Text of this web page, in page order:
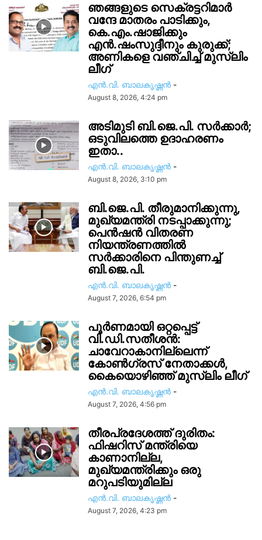
ഞങ്ങളുടെ സെക്രട്ടറിമാർ
വന്ദേ മാതരം പാടിക്കും,
കെ.എം.ഷാജിക്കും
എൻ.ഷംസുദ്ദീനും കുരുക്ക്;
അണികളെ വഞ്ചിച്ച് മുസ്ലിം
ലീഗ്
എൻ.വി. ബാലകൃഷ്ണൻ -
August 8, 2026, 4:24 pm
അടിമുടി ബി.ജെ.പി. സർക്കാർ;
ഒടുവിലത്തെ ഉദാഹരണം
ഇതാ..
എൻ.വി. ബാലകൃഷ്ണൻ -
August 8, 2026, 3:10 pm
ബി.ജെ.പി. തീരുമാനിക്കുന്നു,
മുഖ്യമന്ത്രി നടപ്പാക്കുന്നു;
പെൻഷൻ വിതരണ
നിയന്ത്രണത്തിൽ
സ‍ർക്കാരിനെ പിന്തുണച്ച്
ബി.ജെ.പി.
എൻ.വി. ബാലകൃഷ്ണൻ -
August 7, 2026, 6:54 pm
പൂർണമായി ഒറ്റപ്പെട്ട്
വി.ഡി.സതീശൻ:
ചാവേറാകാനില്ലെന്ന്
കോൺഗ്രസ് നേതാക്കൾ,
കൈയൊഴിഞ്ഞ് മുസ്ലിം ലീഗ്
എൻ.വി. ബാലകൃഷ്ണൻ -
August 7, 2026, 4:56 pm
തീരപ്രദേശത്ത് ദുരിതം:
ഫിഷറിസ്‌ മന്ത്രിയെ
കാണാനില്ല,
മുഖ്യമന്ത്രിക്കും ഒരു
മറുപടിയുമില്ല
എൻ.വി. ബാലകൃഷ്ണൻ -
August 7, 2026, 4:23 pm